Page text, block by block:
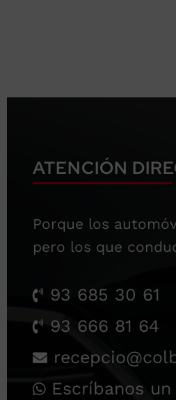
ATENCIÓN
Porque los
pero los que
93 685 30 61
93 666 81 64
Escríbanos